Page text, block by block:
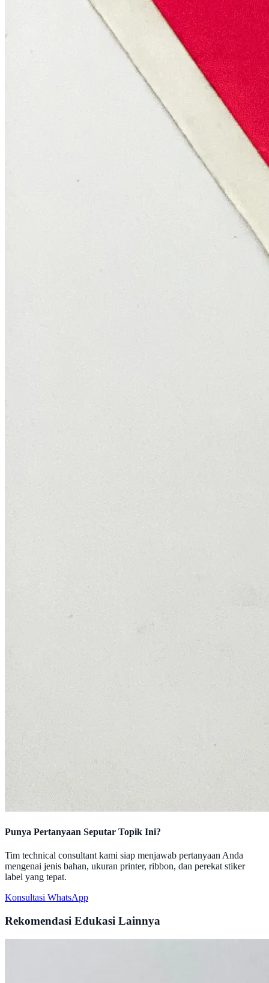
Punya Pertanyaan Seputar Topik Ini?
Tim technical consultant kami siap menjawab pertanyaan Anda
mengenai jenis bahan, ukuran printer, ribbon, dan perekat stiker
label yang tepat.
Konsultasi WhatsApp
Rekomendasi Edukasi Lainnya